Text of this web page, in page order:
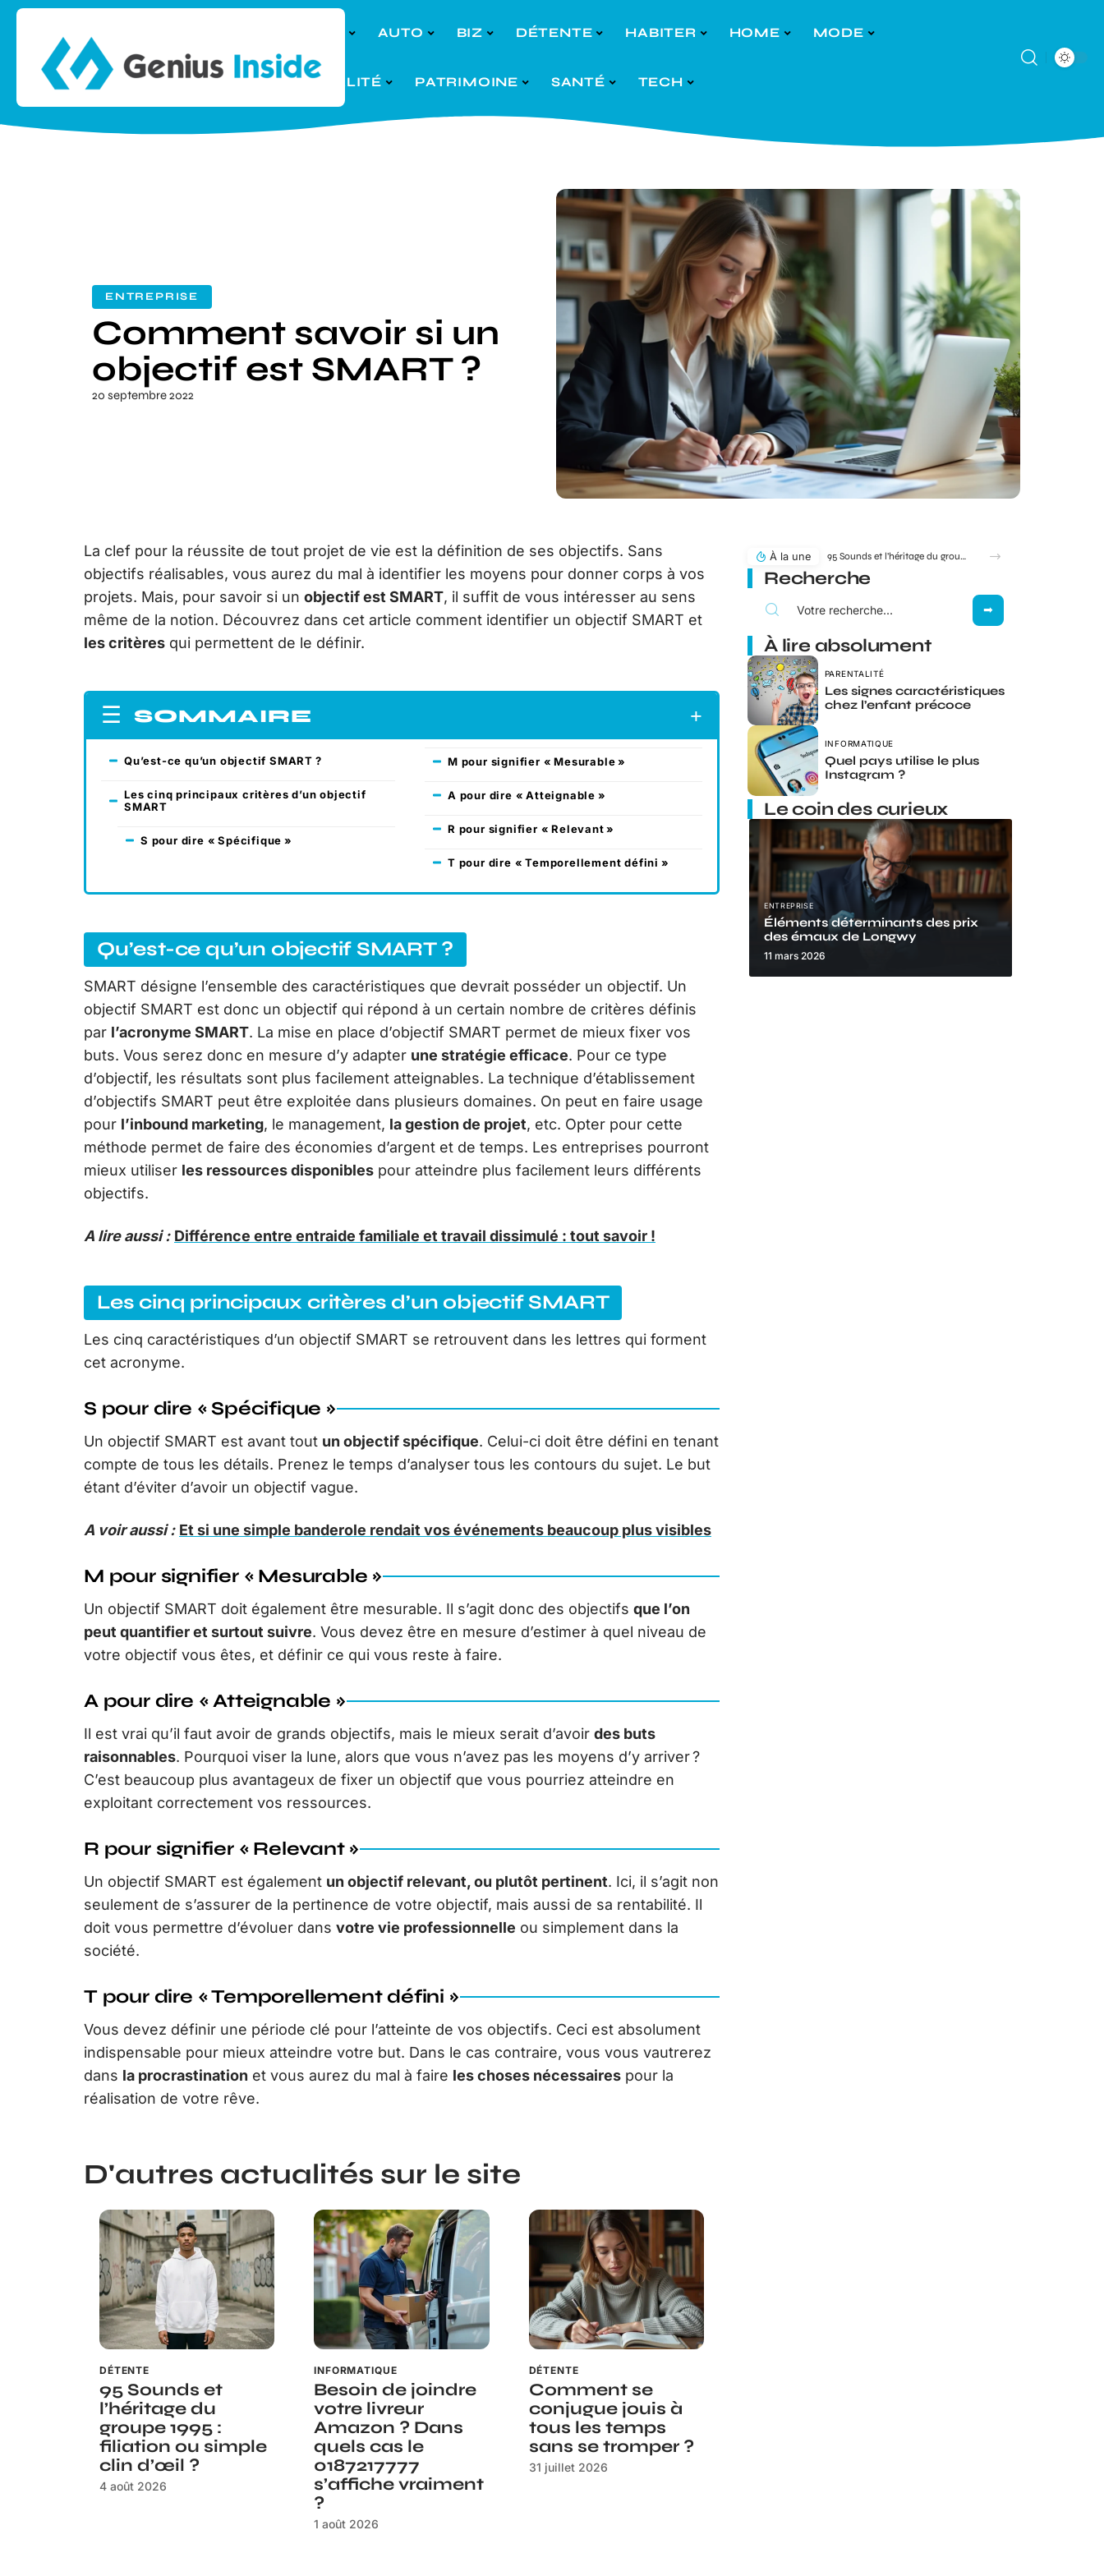
AUTO BIZ DÉTENTE HABITER HOME MODE
PARENTALITÉ PATRIMOINE SANTÉ TECH
ENTREPRISE
Comment savoir si un
objectif est SMART ?
20 septembre 2022
La clef pour la réussite de tout projet de vie est la définition de ses objectifs. Sans
objectifs réalisables, vous aurez du mal à identifier les moyens pour donner corps à vos
projets. Mais, pour savoir si un objectif est SMART, il suffit de vous intéresser au sens
même de la notion. Découvrez dans cet article comment identifier un objectif SMART et
les critères qui permettent de le définir.
SOMMAIRE
Qu’est-ce qu’un objectif SMART ?
Les cinq principaux critères d’un objectif
SMART
S pour dire « Spécifique »
M pour signifier « Mesurable »
A pour dire « Atteignable »
R pour signifier « Relevant »
T pour dire « Temporellement défini »
Qu’est-ce qu’un objectif SMART ?
SMART désigne l’ensemble des caractéristiques que devrait posséder un objectif. Un
objectif SMART est donc un objectif qui répond à un certain nombre de critères définis
par l’acronyme SMART. La mise en place d’objectif SMART permet de mieux fixer vos
buts. Vous serez donc en mesure d’y adapter une stratégie efficace. Pour ce type
d’objectif, les résultats sont plus facilement atteignables. La technique d’établissement
d’objectifs SMART peut être exploitée dans plusieurs domaines. On peut en faire usage
pour l’inbound marketing, le management, la gestion de projet, etc. Opter pour cette
méthode permet de faire des économies d’argent et de temps. Les entreprises pourront
mieux utiliser les ressources disponibles pour atteindre plus facilement leurs différents
objectifs.
A lire aussi : Différence entre entraide familiale et travail dissimulé : tout savoir !
Les cinq principaux critères d’un objectif SMART
Les cinq caractéristiques d’un objectif SMART se retrouvent dans les lettres qui forment
cet acronyme.
S pour dire « Spécifique »
Un objectif SMART est avant tout un objectif spécifique. Celui-ci doit être défini en tenant
compte de tous les détails. Prenez le temps d’analyser tous les contours du sujet. Le but
étant d’éviter d’avoir un objectif vague.
A voir aussi : Et si une simple banderole rendait vos événements beaucoup plus visibles
M pour signifier « Mesurable »
Un objectif SMART doit également être mesurable. Il s’agit donc des objectifs que l’on
peut quantifier et surtout suivre. Vous devez être en mesure d’estimer à quel niveau de
votre objectif vous êtes, et définir ce qui vous reste à faire.
A pour dire « Atteignable »
Il est vrai qu’il faut avoir de grands objectifs, mais le mieux serait d’avoir des buts
raisonnables. Pourquoi viser la lune, alors que vous n’avez pas les moyens d’y arriver ?
C’est beaucoup plus avantageux de fixer un objectif que vous pourriez atteindre en
exploitant correctement vos ressources.
R pour signifier « Relevant »
Un objectif SMART est également un objectif relevant, ou plutôt pertinent. Ici, il s’agit non
seulement de s’assurer de la pertinence de votre objectif, mais aussi de sa rentabilité. Il
doit vous permettre d’évoluer dans votre vie professionnelle ou simplement dans la
société.
T pour dire « Temporellement défini »
Vous devez définir une période clé pour l’atteinte de vos objectifs. Ceci est absolument
indispensable pour mieux atteindre votre but. Dans le cas contraire, vous vous vautrerez
dans la procrastination et vous aurez du mal à faire les choses nécessaires pour la
réalisation de votre rêve.
D'autres actualités sur le site
DÉTENTE
95 Sounds et
l’héritage du
groupe 1995 :
filiation ou simple
clin d’œil ?
4 août 2026
INFORMATIQUE
Besoin de joindre
votre livreur
Amazon ? Dans
quels cas le
0187217777
s’affiche vraiment
?
1 août 2026
DÉTENTE
Comment se
conjugue jouis à
tous les temps
sans se tromper ?
31 juillet 2026
À la une 95 Sounds et l’héritage du groupe 1995 : filiation ou simple clin d’œil ?
Recherche
À lire absolument
PARENTALITÉ
Les signes caractéristiques
chez l’enfant précoce
INFORMATIQUE
Quel pays utilise le plus
Instagram ?
Le coin des curieux
ENTREPRISE
Éléments déterminants des prix
des émaux de Longwy
11 mars 2026